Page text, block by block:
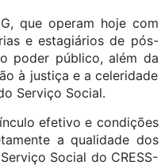
que operam hoje com
e estagiários de pós-
poder público, além da
à justiça e a celeridade
Serviço Social.
efetivo e condições
a qualidade dos
Social do CRESS-